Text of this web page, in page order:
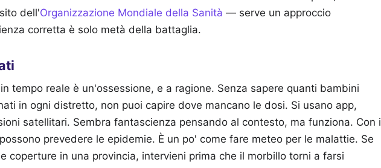
dell'Organizzazione Mondiale della Sanità — serve un approccio
corretta è solo metà della battaglia.
tempo reale è un'ossessione, e a ragione. Senza sapere quanti bambini
in ogni distretto, non puoi capire dove mancano le dosi. Si usano app,
satellitari. Sembra fantascienza pensando al contesto, ma funziona. Con i
prevedere le epidemie. È un po' come fare meteo per le malattie. Se
coperture in una provincia, intervieni prima che il morbillo torni a farsi